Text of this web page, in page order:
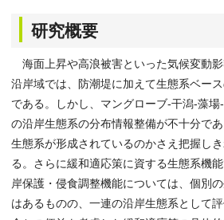
研究概要
海面上昇や高浪被害といった気候変動
沿岸域では、防潮堤に加えて生態系ベー
である。しかし、マングローブ-干潟-藻
の沿岸生態系の分布情報整備が不十分で
生態系が形成されているのかさえ把握し
る。さらに緩和適応策に資する生態系機
岸保護・侵食調整機能については、個別
はあるものの、一連の沿岸生態系として